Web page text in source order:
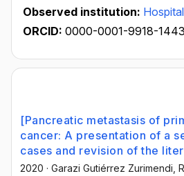
Observed institution:
ORCID: 0000-0001-9918-1443
[Pancreatic metastasis of
cancer: A presentation of a
cases and revision of the
2020 · Garazi Gutiérrez Zurimendi ,